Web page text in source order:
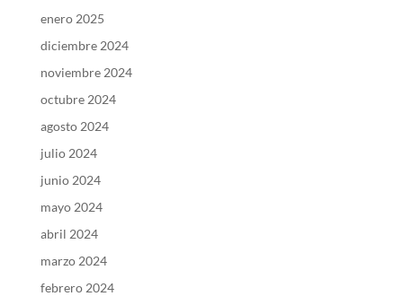
enero 2025
diciembre 2024
noviembre 2024
octubre 2024
agosto 2024
julio 2024
junio 2024
mayo 2024
abril 2024
marzo 2024
febrero 2024